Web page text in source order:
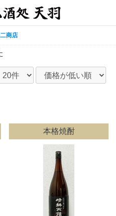
商店
本格焼酎